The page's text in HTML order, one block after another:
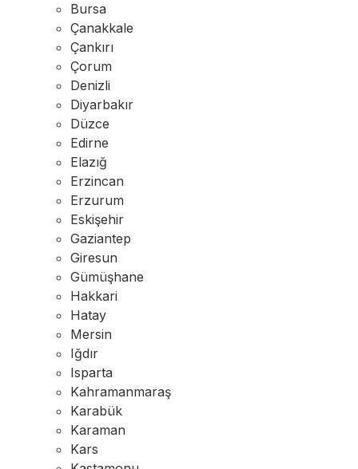
Bursa
Çanakkale
Çankırı
Çorum
Denizli
Diyarbakır
Düzce
Edirne
Elazığ
Erzincan
Erzurum
Eskişehir
Gaziantep
Giresun
Gümüşhane
Hakkari
Hatay
Mersin
Iğdır
Isparta
Kahramanmaraş
Karabük
Karaman
Kars